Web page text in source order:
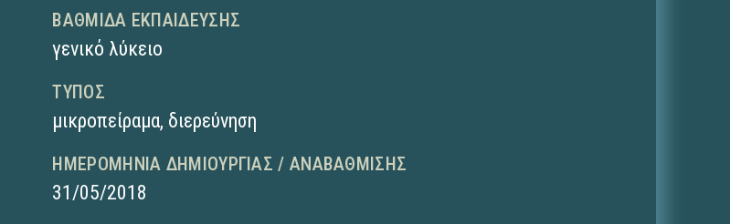
ΒΑΘΜΊΔΑ ΕΚΠΑΊΔΕΥΣΗΣ
γενικό λύκειο
ΤΎΠΟΣ
μικροπείραμα, διερεύνηση
ΗΜΕΡΟΜΗΝΊΑ ΔΗΜΙΟΥΡΓΊΑΣ / ΑΝΑΒΆΘΜΙΣΗΣ
31/05/2018